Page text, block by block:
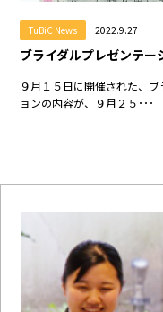
TuBiC News 2022.9.27
ブライダルプレゼンテー
９月１５日に開催された、
ョンの内容が、９月２５･･･